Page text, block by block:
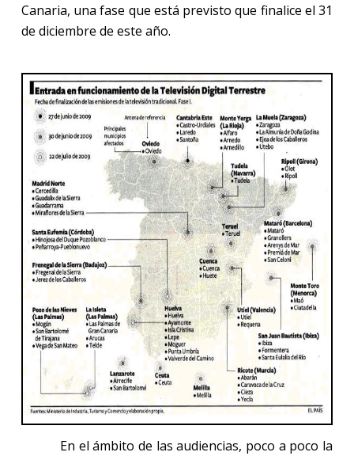
Canaria, una fase que está previsto que finalice el 31
de diciembre de este año.
En el ámbito de las audiencias, poco a poco la